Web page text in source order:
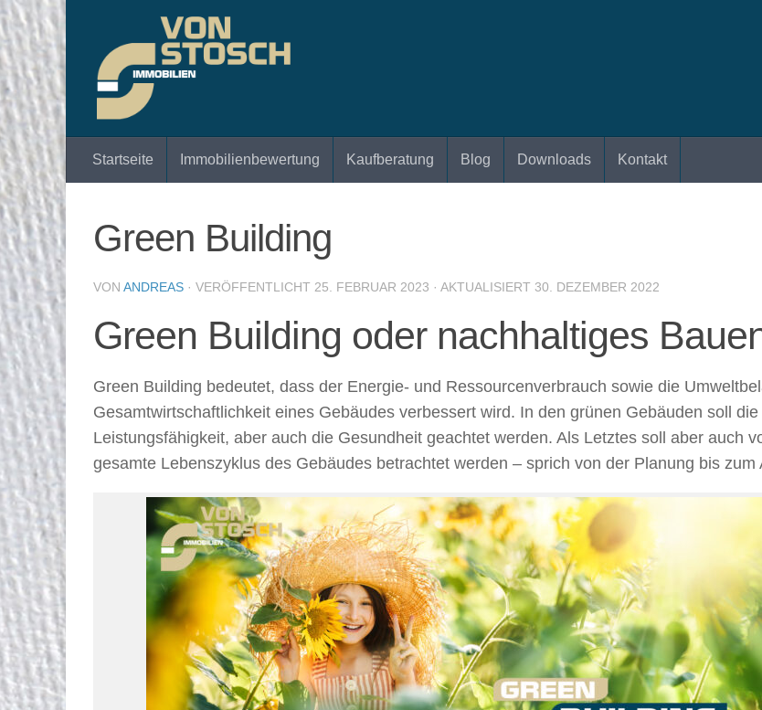
Zum Inhalt springen
Startseite Immobilienbewertung Kaufberatung Blog Downloads Kontakt
Green Building
VON ANDREAS · VERÖFFENTLICHT 25. FEBRUAR 2023 · AKTUALISIERT 30. DEZEMBER 2022
Green Building oder nachhaltiges
Green Building bedeutet, dass der Energie- und Ressourcenverbrauch sowie die
Gesamtwirtschaftlichkeit eines Gebäudes verbessert wird. In den grünen Gebäuden soll
Leistungsfähigkeit, aber auch die Gesundheit geachtet werden. Als Letztes soll aber auch
gesamte Lebenszyklus des Gebäudes betrachtet werden – sprich von der Planung bis zum